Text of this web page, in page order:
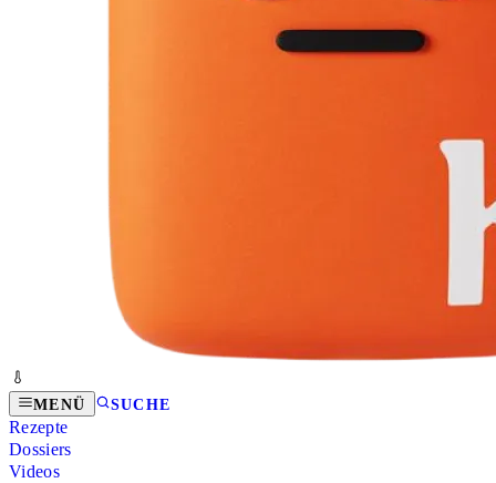
MENÜ SUCHE
Rezepte
Dossiers
Videos